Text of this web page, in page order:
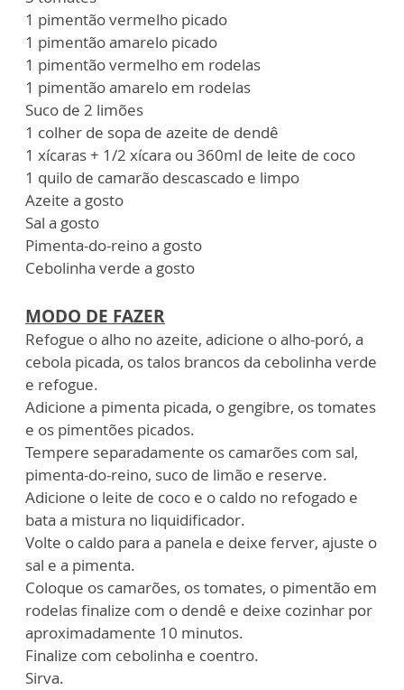
1 pimentão vermelho picado
1 pimentão amarelo picado
1 pimentão vermelho em rodelas
1 pimentão amarelo em rodelas
Suco de 2 limões
1 colher de sopa de azeite de dendê
1 xícaras + 1/2 xícara ou 360ml de leite de coco
1 quilo de camarão descascado e limpo
Azeite a gosto
Sal a gosto
Pimenta-do-reino a gosto
Cebolinha verde a gosto
MODO DE FAZER
Refogue o alho no azeite, adicione o alho-poró, a
cebola picada, os talos brancos da cebolinha verde
e refogue.
Adicione a pimenta picada, o gengibre, os tomates
e os pimentões picados.
Tempere separadamente os camarões com sal,
pimenta-do-reino, suco de limão e reserve.
Adicione o leite de coco e o caldo no refogado e
bata a mistura no liquidificador.
Volte o caldo para a panela e deixe ferver, ajuste o
sal e a pimenta.
Coloque os camarões, os tomates, o pimentão em
rodelas finalize com o dendê e deixe cozinhar por
aproximadamente 10 minutos.
Finalize com cebolinha e coentro.
Sirva.